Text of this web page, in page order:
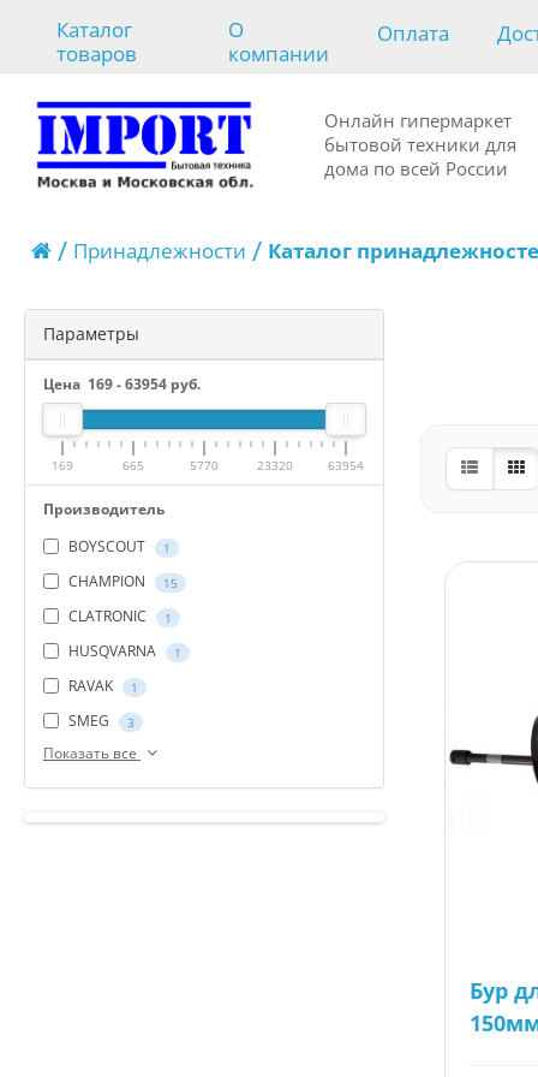
Каталог
товаров
О
компании
Оплата
Онлайн гипермаркет
бытовой техники для
дома по всей России
Принадлежности Каталог
Параметры
Цена 169-63954 руб.
169 665 5770 23320 63954
Производитель
BOYSCOUT
1
CHAMPION 15
CLATRONIC 1
HUSQVARNA 1
RAVAK 1
SMEG 3
Показать все
Бур